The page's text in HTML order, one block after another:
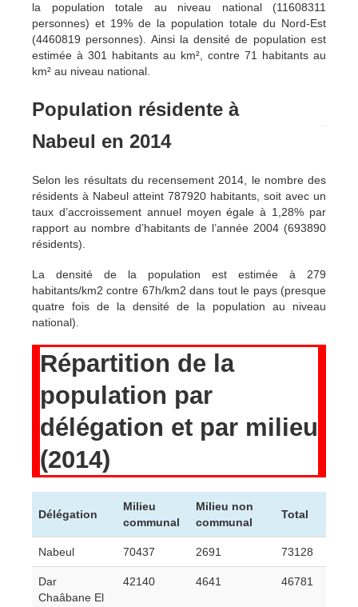
la population totale au niveau national (11608311
personnes) et 19% de la population totale du Nord-Est
(4460819 personnes). Ainsi la densité de population est
estimée à 301 habitants au km², contre 71 habitants au
km² au niveau national.
Population résidente à
Nabeul en 2014
Selon les résultats du recensement 2014, le nombre des
résidents à Nabeul atteint 787920 habitants, soit avec un
taux d’accroissement annuel moyen égale à 1,28% par
rapport au nombre d’habitants de l’année 2004 (693890
résidents).
La densité de la population est estimée à 279
habitants/km2 contre 67h/km2 dans tout le pays (presque
quatre fois de la densité de la population au niveau
national).
Répartition de la
population par
délégation et par milieu
(2014)
Délégation
Milieu
communal
Milieu non
communal
Total
Nabeul 70437 2691 73128
Dar
Chaâbane El
42140 4641 46781